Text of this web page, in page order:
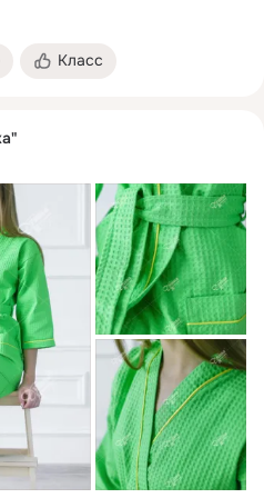
Декоративный кант из
хлопка. Плотность – 240 г/м2.
Класс